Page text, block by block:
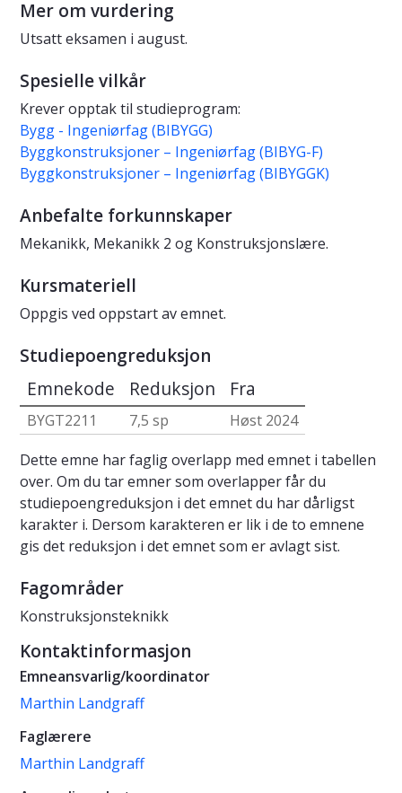
Mer om vurdering
Utsatt eksamen i august.
Spesielle vilkår
Krever opptak til studieprogram:
Bygg - Ingeniørfag (BIBYGG)
Byggkonstruksjoner – Ingeniørfag (BIBYG-F)
Byggkonstruksjoner – Ingeniørfag (BIBYGGK)
Anbefalte forkunnskaper
Mekanikk, Mekanikk 2 og Konstruksjonslære.
Kursmateriell
Oppgis ved oppstart av emnet.
Studiepoengreduksjon
Emnekode Reduksjon Fra
BYGT2211 7,5 sp
Høst 2024
Dette emne har faglig overlapp med emnet i tabellen
over. Om du tar emner som overlapper får du
studiepoengreduksjon i det emnet du har dårligst
karakter i. Dersom karakteren er lik i de to emnene
gis det reduksjon i det emnet som er avlagt sist.
Fagområder
Konstruksjonsteknikk
Kontaktinformasjon
Emneansvarlig/koordinator
Marthin Landgraff
Faglærere
Marthin Landgraff